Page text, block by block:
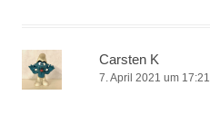
Carsten K
7. April 2021 um 17:21